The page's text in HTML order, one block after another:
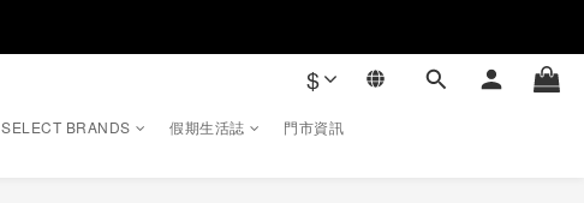
$
SELECT BRANDS 假期生活誌 門市資訊